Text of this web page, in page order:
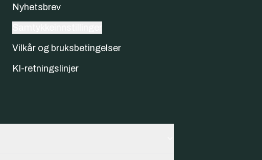
Nyhetsbrev
Vilkår og bruksbetingelser
KI-retningslinjer